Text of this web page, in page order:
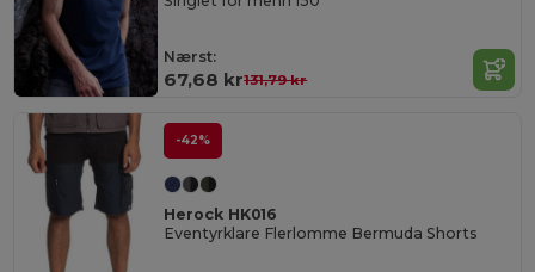
Nærst:
67,68 kr131,79 kr
-42%
Herock HK016
Eventyrklare Flerlomme Bermuda Shorts